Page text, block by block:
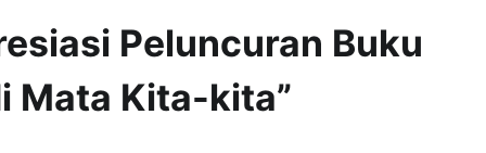
Peluncuran Buku
Mata Kita-kita”